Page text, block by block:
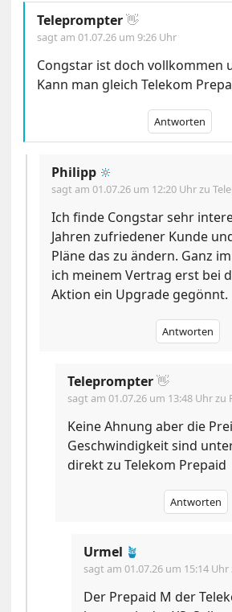
Teleprompter👋
sagt am01.07.26 um 9:26 Uhr
Congstar ist doch vollkommen
Kann man gleich Telekom
Antworten
Philipp 🔆
sagt am01.07.26 um 12:20 Uhrzu
Ich finde Congstar sehr
Jahren zufriedener Kunde
Pläne das zu ändern. Ganz
ich meinem Vertrag erst bei
Aktion ein Upgrade gegönnt.
Antworten
Teleprompter👋
sagt am01.07.26 um 13:48 Uhrzu
Keine Ahnung aber die
Geschwindigkeit sind
direkt zu Telekom Prepaid
Antworten
Urmel 🪴
sagt am01.07.26 um 15:14 Uhr
Der Prepaid M der